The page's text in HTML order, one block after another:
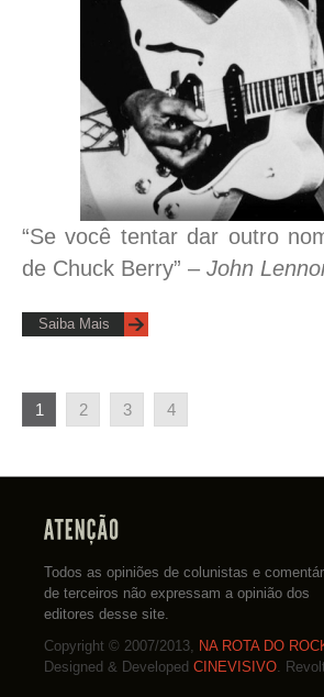
“Se você tentar dar outro
de Chuck Berry” – John
Saiba Mais
1 2 3 4
Todos as opiniões de colunistas e
de terceiros não expressam a opinião dos
editores desse site.
Copyright © 2007/2013, NA ROTA DO
Designed & Developed CINEVISIVO.